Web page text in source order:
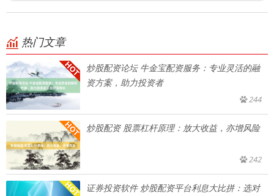
热门文章
炒股配资论坛 牛金宝配资服务：专业灵活的融
资方案，助力投资者
244
炒股配资 股票杠杆原理：放大收益，亦增风险
242
证券投资软件 炒股配资平台利息大比拼：选对